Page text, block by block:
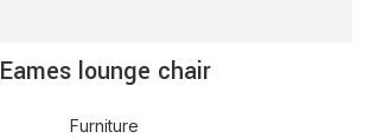
Eames lounge chair
Furniture